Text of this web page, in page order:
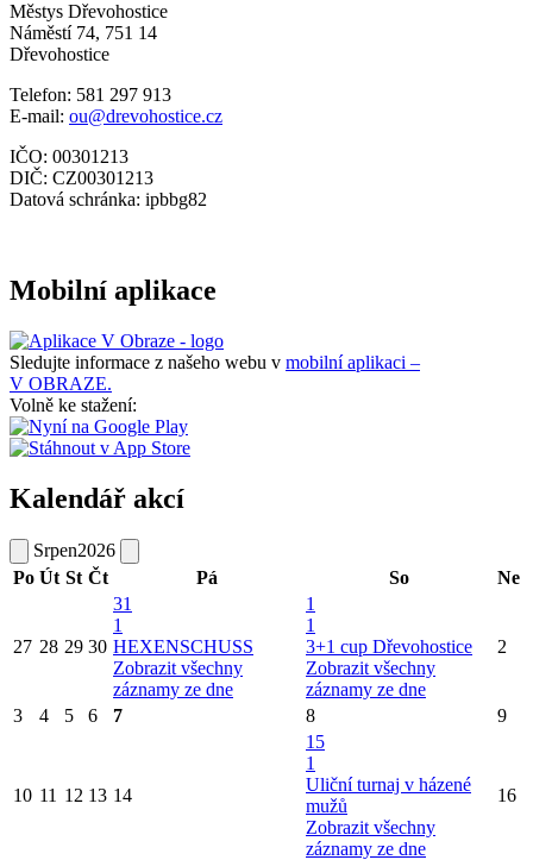
Městys Dřevohostice
Náměstí 74, 751 14
Dřevohostice
Telefon: 581 297 913
E-mail: ou@drevohostice.cz
IČO: 00301213
DIČ: CZ00301213
Datová schránka: ipbbg82
Mobilní aplikace
Sledujte informace z našeho webu v mobilní aplikaci –
V OBRAZE.
Volně ke stažení:
Kalendář akcí
Srpen2026
Po Út St Čt Pá So Ne
27 28 29 30
31
1
HEXENSCHUSS
Zobrazit všechny
záznamy ze dne
1
1
3+1 cup Dřevohostice
Zobrazit všechny
záznamy ze dne
2
3 4 5 6 7 8 9
10 11 12 13 14
15
1
Uliční turnaj v házené
mužů
Zobrazit všechny
záznamy ze dne
16